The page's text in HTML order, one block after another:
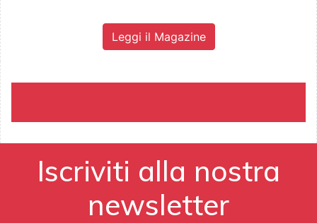
Leggi il Magazine
Iscriviti alla nostra
newsletter